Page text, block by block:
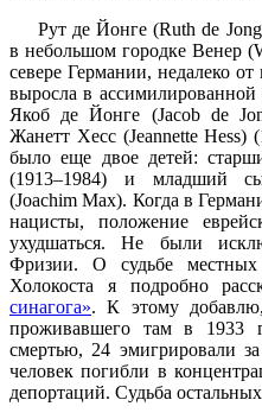
Рут де Йонге (Ruth de
в небольшом городке Венер
севере Германии, недалеко
выросла в
Якоб де Йонге (Jacob de
Жанетт Хесс (Jeannette Hess)
было еще двое детей:
(1913–1984) и младший
(Joachim Max). Когда в
нацисты, положение
ухудшаться. Не были
Фризии. О судьбе
Холокоста я подробно
синагога». К этому
проживавшего там в 1933
смертью, 24 эмигрировали
человек погибли в
депортаций. Судьба